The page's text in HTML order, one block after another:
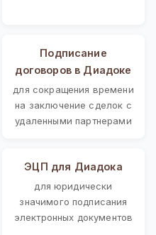
Подписание
договоров в Диадоке
для сокращения времени
на заключение сделок с
удаленными партнерами
ЭЦП для Диадока
для юридически
значимого подписания
электронных документов